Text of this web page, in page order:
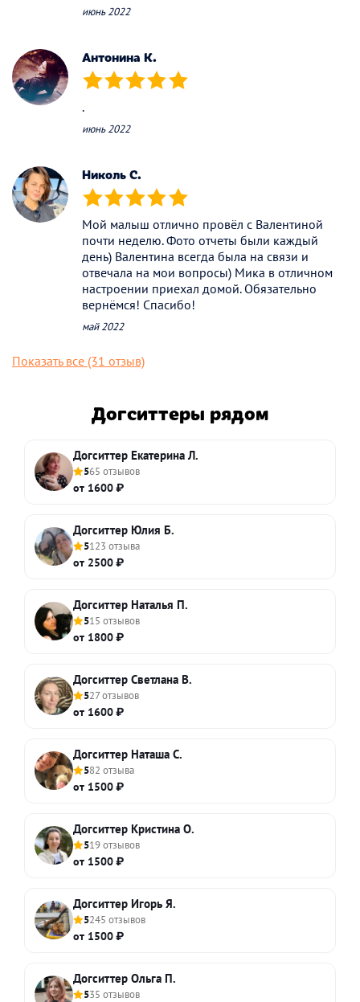
июнь 2022
Антонина К.
(*) (*) (*) (*) (*)
.
июнь 2022
Николь С.
(*) (*) (*) (*) (*)
Мой малыш отлично провёл с Валентиной
почти неделю. Фото отчеты были каждый
день) Валентина всегда была на связи и
отвечала на мои вопросы) Мика в отличном
настроении приехал домой. Обязательно
вернёмся! Спасибо!
май 2022
Показать все (31 отзыв)
Догситтеры рядом
Догситтер Екатерина Л.
565 отзывов
от 1600 ₽
Догситтер Юлия Б.
5123 отзыва
от 2500 ₽
Догситтер Наталья П.
515 отзывов
от 1800 ₽
Догситтер Светлана В.
527 отзывов
от 1600 ₽
Догситтер Наташа С.
582 отзыва
от 1500 ₽
Догситтер Кристина О.
519 отзывов
от 1500 ₽
Догситтер Игорь Я.
5245 отзывов
от 1500 ₽
Догситтер Ольга П.
535 отзывов